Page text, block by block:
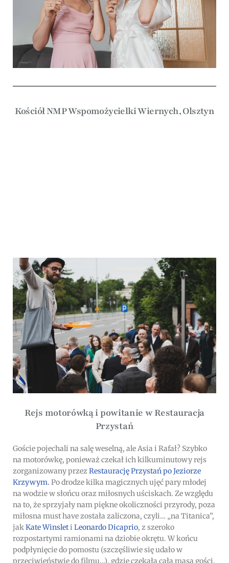
Kościół NMP Wspomożycielki Wiernych, Olsztyn
Rejs motorówką i powitanie w Restauracja
Przystań
Goście pojechali na salę weselną, ale Asia i Rafał? Szybko
na motorówkę, ponieważ czekał ich kilkuminutowy rejs
zorganizowany przez Restaurację Przystań po Jeziorze
Krzywym. Po drodze kilka magicznych ujęć pary młodej
na wodzie w słońcu oraz miłosnych uściskach. Ze względu
na to, że sprzyjały nam piękne okoliczności przyrody, poza
miłosna must have została zaliczona, czyli… „na Titanica”,
jakKate Winsleti Leonardo Dicaprio, z szeroko
rozpostartymi ramionami na dziobie okrętu. W końcu
podpłynięcie do pomostu (szczęśliwie się udało w
przeciwieństwie do filmu…), gdzie czekała cała masa gości,